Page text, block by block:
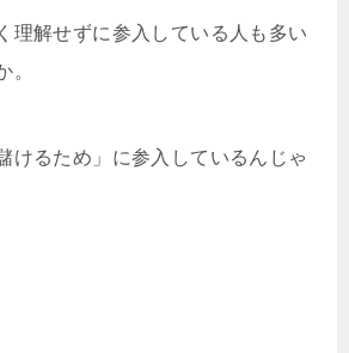
理解せずに参入している人も多い
。
けるため」に参入しているんじゃ